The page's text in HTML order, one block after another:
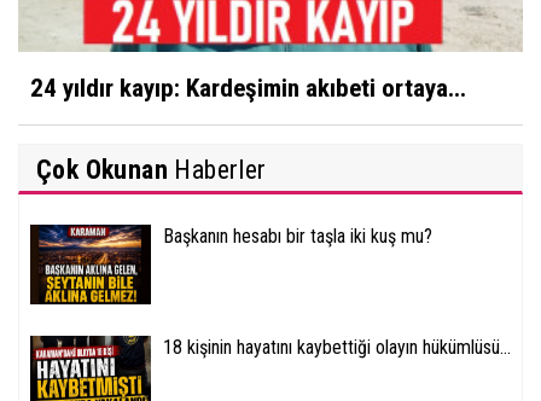
24 yıldır kayıp: Kardeşimin akıbeti ortaya...
Çok Okunan Haberler
Başkanın hesabı bir taşla iki kuş mu?
18 kişinin hayatını kaybettiği olayın hükümlüsü...